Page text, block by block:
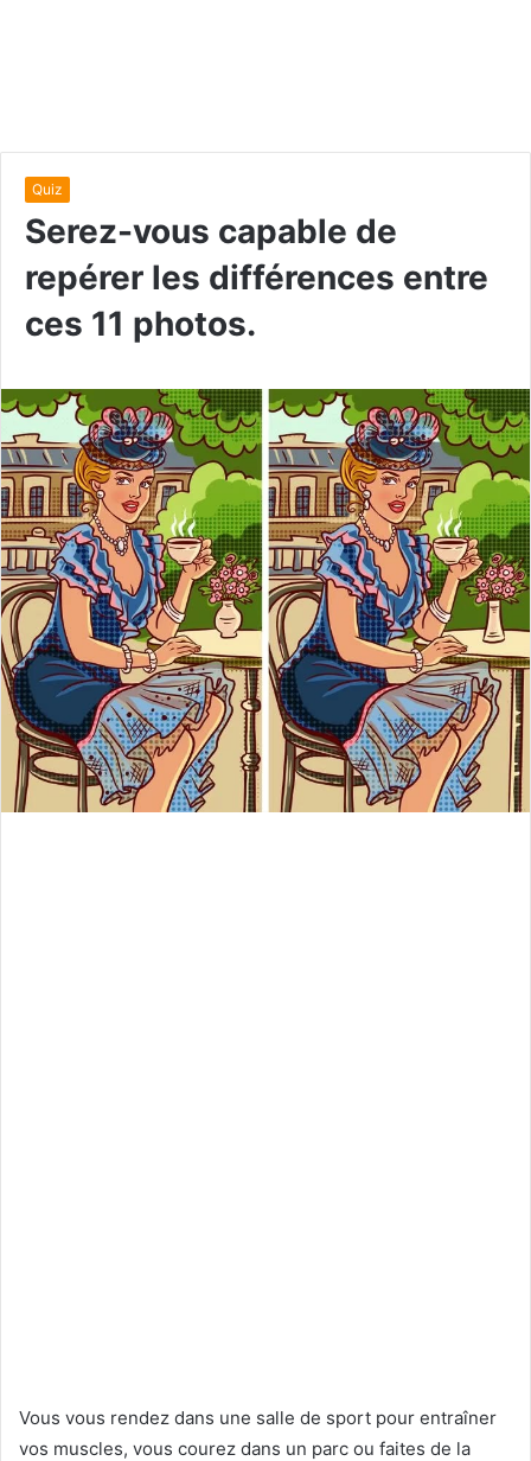
Quiz
Serez-vous capable de
repérer les différences entre
ces 11 photos.
Vous vous rendez dans une salle de sport pour entraîner
vos muscles, vous courez dans un parc ou faites de la